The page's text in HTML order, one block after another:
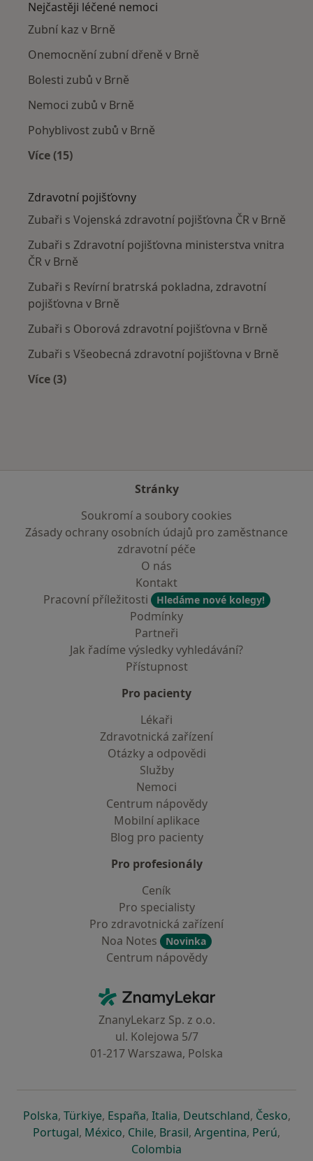
Nejčastěji léčené nemoci
Zubní kaz v Brně
Onemocnění zubní dřeně v Brně
Bolesti zubů v Brně
Nemoci zubů v Brně
Pohyblivost zubů v Brně
Více (15)
Zdravotní pojišťovny
Zubaři s Vojenská zdravotní pojišťovna ČR v Brně
Zubaři s Zdravotní pojišťovna ministerstva vnitra
ČR v Brně
Zubaři s Revírní bratrská pokladna, zdravotní
pojišťovna v Brně
Zubaři s Oborová zdravotní pojišťovna v Brně
Zubaři s Všeobecná zdravotní pojišťovna v Brně
Více (3)
Stránky
Soukromí a soubory cookies
Zásady ochrany osobních údajů pro zaměstnance
zdravotní péče
O nás
Kontakt
Pracovní příležitosti
Hledáme nové kolegy!
Podmínky
Partneři
Jak řadíme výsledky vyhledávání?
Přístupnost
Pro pacienty
Lékaři
Zdravotnická zařízení
Otázky a odpovědi
Služby
Nemoci
Centrum nápovědy
Mobilní aplikace
Blog pro pacienty
Pro profesionály
Ceník
Pro specialisty
Pro zdravotnická zařízení
Noa Notes
Novinka
Centrum nápovědy
ZnamyLekar - Hlavní stránka
ZnanyLekarz Sp. z o.o.
ul. Kolejowa 5/7
01-217 Warszawa, Polska
Polskase otevře v nové záložce
, Türkiyese otevře v nové záložce
, Españase otevře v nové záložce
, Italiase otevře v nové záložce
, Deutschlandse otevře v
, Českose
,
Portugalse otevře v nové záložce
, Méxicose otevře v nové záložce
, Chilese otevře v nové záložce
, Brasilse otevře v nové
, Argentinase otevře v
, Perúse
,
Colombia